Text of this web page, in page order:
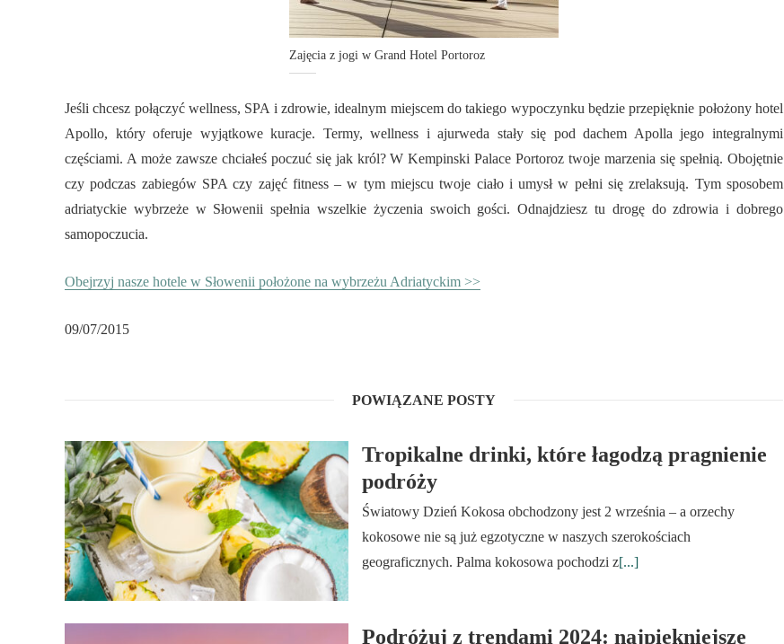
Zajęcia z jogi w Grand Hotel Portoroz
Jeśli chcesz połączyć wellness, SPA i zdrowie, idealnym miejscem do takiego wypoczynku będzie przepięknie położony hotel
Apollo, który oferuje wyjątkowe kuracje. Termy, wellness i ajurweda stały się pod dachem Apolla jego integralnymi
częściami. A może zawsze chciałeś poczuć się jak król? W Kempinski Palace Portoroz twoje marzenia się spełnią. Obojętnie
czy podczas zabiegów SPA czy zajęć fitness – w tym miejscu twoje ciało i umysł w pełni się zrelaksują. Tym sposobem
adriatyckie wybrzeże w Słowenii spełnia wszelkie życzenia swoich gości. Odnajdziesz tu drogę do zdrowia i dobrego
samopoczucia.
Obejrzyj nasze hotele w Słowenii położone na wybrzeżu Adriatyckim >>
09/07/2015
POWIĄZANE POSTY
Tropikalne drinki, które łagodzą pragnienie
podróży
Światowy Dzień Kokosa obchodzony jest 2 września – a orzechy
kokosowe nie są już egzotyczne w naszych szerokościach
geograficznych. Palma kokosowa pochodzi z[...]
Podróżuj z trendami 2024: najpiękniejsze